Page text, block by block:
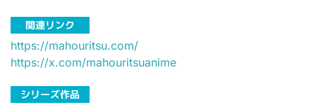
関連リンク
https://mahouritsu.com/
https://x.com/mahouritsuanime
シリーズ作品